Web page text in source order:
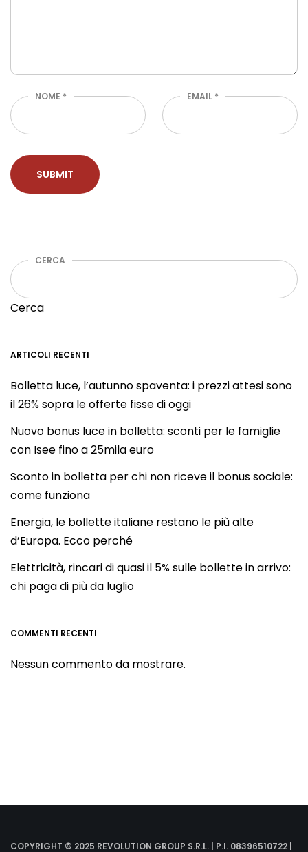
NOME * EMAIL *
CERCA
Cerca
ARTICOLI RECENTI
Bolletta luce, l’autunno spaventa: i prezzi attesi sono
il 26% sopra le offerte fisse di oggi
Nuovo bonus luce in bolletta: sconti per le famiglie
con Isee fino a 25mila euro
Sconto in bolletta per chi non riceve il bonus sociale:
come funziona
Energia, le bollette italiane restano le più alte
d’Europa. Ecco perché
Elettricità, rincari di quasi il 5% sulle bollette in arrivo:
chi paga di più da luglio
COMMENTI RECENTI
Nessun commento da mostrare.
COPYRIGHT © 2025 REVOLUTION GROUP S.R.L. | P.I. 08396510722 |